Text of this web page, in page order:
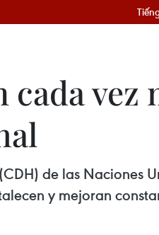
vez
de las Naciones
y mejoran